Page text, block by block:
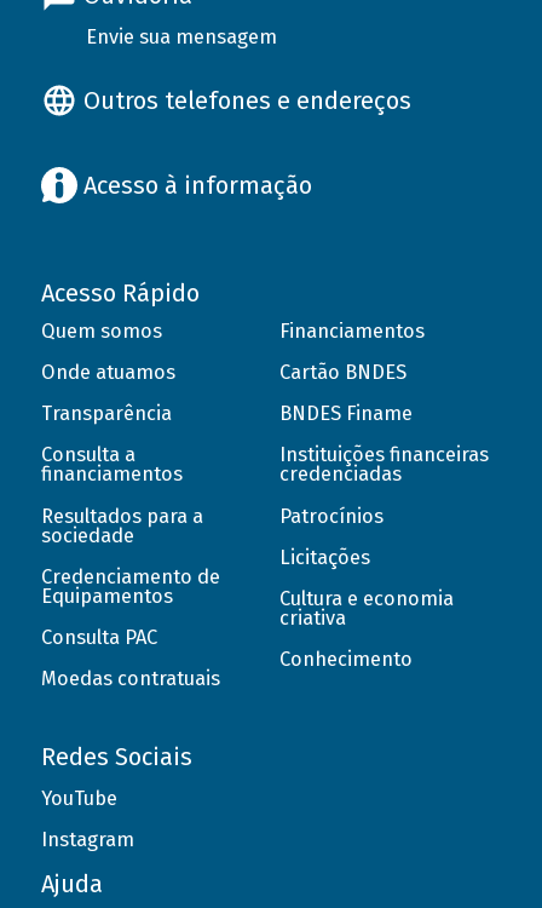
Envie sua mensagem
Outros telefones e endereços
Acesso à informação
Acesso Rápido
Quem somos
Onde atuamos
Transparência
Consulta a
financiamentos
Resultados para a
sociedade
Credenciamento de
Equipamentos
Consulta PAC
Moedas contratuais
Financiamentos
Cartão BNDES
BNDES Finame
Instituições financeiras
credenciadas
Patrocínios
Licitações
Cultura e economia
criativa
Conhecimento
Redes Sociais
YouTube
Instagram
Ajuda